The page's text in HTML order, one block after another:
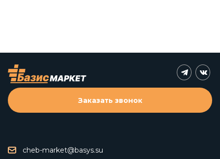
cheb-market@basys.su
Заказать звонок